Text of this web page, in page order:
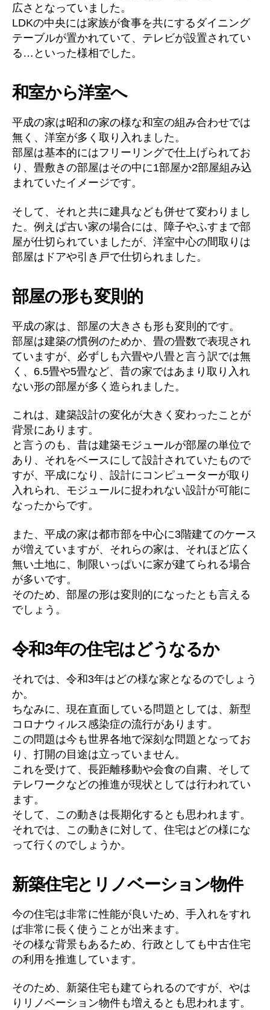
広さとなっていました。
LDKの中央には家族が食事を共にするダイニング
テーブルが置かれていて、テレビが設置されてい
る…といった様相でした。
和室から洋室へ
平成の家は昭和の家の様な和室の組み合わせでは
無く、洋室が多く取り入れました。
部屋は基本的にはフリーリングで仕上げられてお
り、畳敷きの部屋はその中に1部屋か2部屋組み込
まれていたイメージです。
そして、それと共に建具なども併せて変わりまし
た。例えば古い家の場合には、障子やふすまで部
屋が仕切られていましたが、洋室中心の間取りは
部屋はドアや引き戸で仕切られました。
部屋の形も変則的
平成の家は、部屋の大きさも形も変則的です。
部屋は建築の慣例のためか、畳の畳数で表現され
ていますが、必ずしも六畳や八畳と言う訳では無
く、6.5畳や5畳など、昔の家ではあまり取り入れ
ない形の部屋が多く造られました。
これは、建築設計の変化が大きく変わったことが
背景にあります。
と言うのも、昔は建築モジュールが部屋の単位で
あり、それをベースにして設計されていたもので
すが、平成になり、設計にコンピューターが取り
入れられ、モジュールに捉われない設計が可能に
なったからです。
また、平成の家は都市部を中心に3階建てのケース
が増えていますが、それらの家は、それほど広く
無い土地に、制限いっぱいに家が建てられる場合
が多いです。
そのため、部屋の形は変則的になったとも言える
でしょう。
令和3年の住宅はどうなるか
それでは、令和3年はどの様な家となるのでしょう
か。
ちなみに、現在直面している問題としては、新型
コロナウィルス感染症の流行があります。
この問題は今も世界各地で深刻な問題となってお
り、打開の目途は立っていません。
これを受けて、長距離移動や会食の自粛、そして
テレワークなどの推進が現状としては行われてい
ます。
そして、この動きは長期化するとも思われます。
それでは、この動きに対して、住宅はどの様にな
って行くのでしょうか。
新築住宅とリノベーション物件
今の住宅は非常に性能が良いため、手入れをすれ
ば非常に長く使うことが出来ます。
その様な背景もあるため、行政としても中古住宅
の利用を推進しています。
そのため、新築住宅も建てられるのですが、やは
りリノベーション物件も増えるとも思われます。